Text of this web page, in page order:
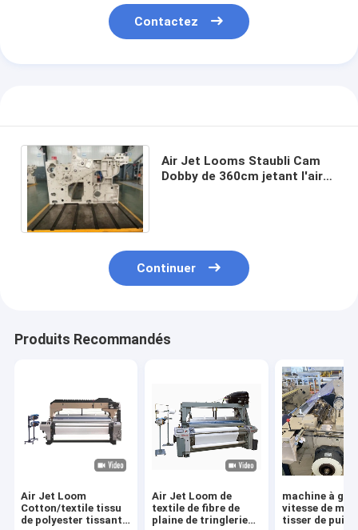
Contactez
Air Jet Looms Staubli Cam
Dobby de 360cm jetant l'air
Continuer
Produits Recommandés
Air Jet Loom
Cotton/textile tissu
de polyester tissant
Air Jet Loom de
textile de fibre de
plaine de tringlerie
machine à
vitesse de
tisser de